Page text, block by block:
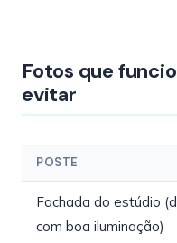
Fotos que
evitar
POSTE
Fachada do estúdio
com boa iluminação)